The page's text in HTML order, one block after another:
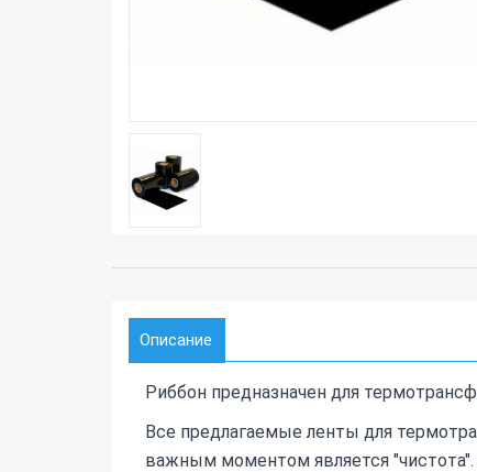
Описание
Риббон предназначен для
Все предлагаемые ленты для
важным моментом является